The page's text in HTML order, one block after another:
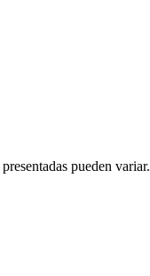
pueden variar.